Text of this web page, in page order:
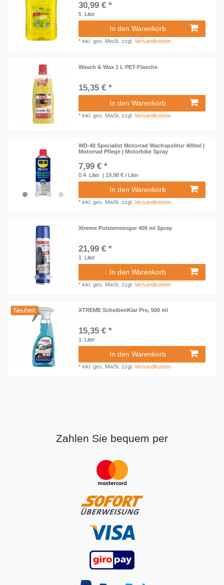
30,99 € *
5 Liter
In den Warenkorb
*inkl. ges. MwSt. zzgl.Versandkosten
Wasch & Wax 1 L PET-Flasche
15,35 € *
In den Warenkorb
*inkl. ges. MwSt. zzgl.Versandkosten
WD-40 Specialist Motorrad Wachspolitur 400ml |
Motorrad Pflege | Motorbike Spray
7,99 € *
0.4 Liter | 19,98 € / Liter
In den Warenkorb
*inkl. ges. MwSt. zzgl.Versandkosten
Xtreme Polsterreiniger 400 ml Spray
21,99 € *
1 Liter
In den Warenkorb
*inkl. ges. MwSt. zzgl.Versandkosten
Neuheit XTREME ScheibenKlar Pro, 500 ml
15,35 € *
1 Liter
In den Warenkorb
*inkl. ges. MwSt. zzgl.Versandkosten
Zahlen Sie bequem per